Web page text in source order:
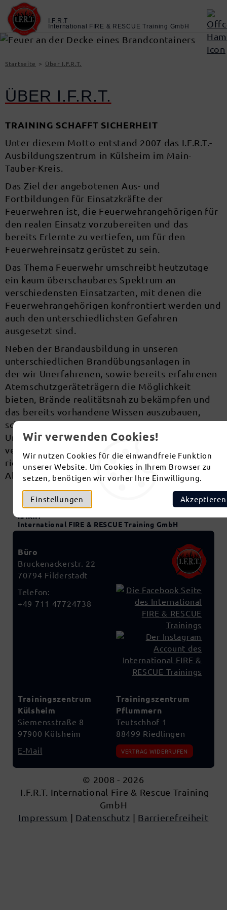
Wir verwenden Cookies!
Wir nutzen Cookies für die einwandfreie Funktion
unserer Website. Um Cookies in Ihrem Browser zu
setzen, benötigen wir vorher Ihre Einwilligung.
Einstellungen Akzeptieren
Startseite Über I.F.R.T.
ÜBER I.F.R.T.
TRAINING SCHAFFT SICHERHEIT
Unter diesem Motto entstand 2007 das I.F.R.T.-
Ausbildungszentrum in Külsheim im Main-
Tauber-Kreis.
Das Ziel der angebotenen Aus- und
Fortbildungen für Einsatzkräfte der
Feuerwehren ist, die Feuerwehrangehörigen für
den realen Einsatz vorzubereiten und das
bereits Erlernte zu vertiefen, um für den
Feuerwehreinsatz gerüstet zu sein.
Das Thema Feuerwehr umschreibt heutzutage
ein kaum überschaubares Spektrum an
verschiedensten Einsatzarten, mit denen die
Feuerwehrangehörigen konfrontiert werden und
auch den unterschiedlichsten Gefahren
ausgesetzt sind.
Neben der Brandausbildung in unseren
unterschiedlichen Brandübungsanlagen in
der wir Unerfahrenen, sowie bereits erfahrenen
Atemschutzgeräteträgern die Möglichkeit
bieten, Brände realitätsnah zu bekämpfen und
das bereits vorhandene Wissen auszubauen,
schulen wir Sie unter anderem auch im richtigen
Umgang mit Ihrer Wärmebildkamera, den
verschiedenen Belüftungsgeräten sowie dem
richtigen Umgang mit dem Gerätesatz-
Absturzsicherung.
I.F.R.T.
International FIRE & RESCUE Training GmbH
Büro
Bruckenackerstr. 22
70794 Filderstadt
Telefon:
+49 711 47724738
Trainingszentrum
Külsheim
Siemensstraße 8
97900 Külsheim
E-Mail
Trainingszentrum
Pflummern
Teutschhof 1
88499 Riedlingen
VERTRAG WIDERRUFEN
© 2008 - 2026
I.F.R.T. International Fire & Rescue Training
GmbH
Impressum | Datenschutz | Barrierefreiheit